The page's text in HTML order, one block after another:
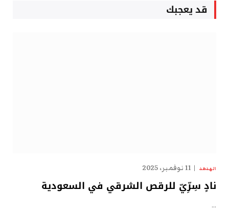
قد يعجبك
الهدهد 11 نوفمبر، 2025
نادٍ سِرِّيّ للرقص الشرقي في السعودية
…